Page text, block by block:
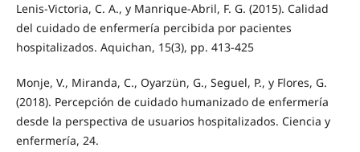
Lenis-Victoria, C. A., y Manrique-Abril, F. G. (2015). Calidad
del cuidado de enfermería percibida por pacientes
hospitalizados. Aquichan, 15(3), pp. 413-425
Monje, V., Miranda, C., Oyarzün, G., Seguel, P., y Flores, G.
(2018). Percepción de cuidado humanizado de enfermería
desde la perspectiva de usuarios hospitalizados. Ciencia y
enfermería, 24.